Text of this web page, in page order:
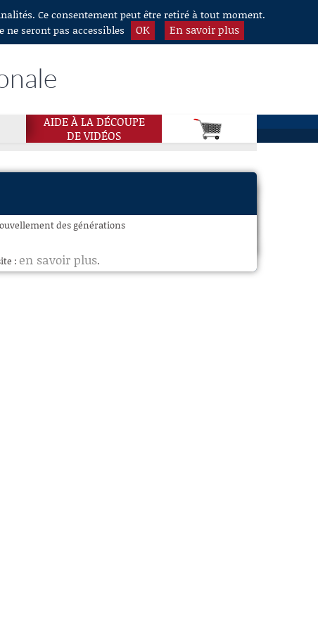
Ce consentement peut être retiré à tout moment.
ne seront pas accessibles
OK En savoir plus
AIDE À LA DÉCOUPE
DE VIDÉOS
des générations
: en savoir plus.